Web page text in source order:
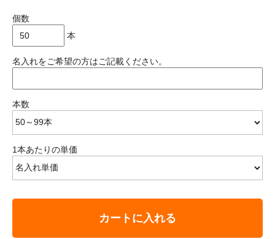
個数
本
名入れをご希望の方はご記載ください。
本数
1本あたりの単価
カートに入れる